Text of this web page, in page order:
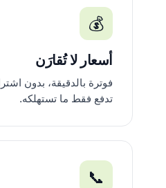
💰
أسعار لا تُقارَن
فوترة بالدقيقة، بدون
تدفع فقط ما تستهلكه.
📞